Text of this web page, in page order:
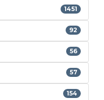
1451
92
56
57
154